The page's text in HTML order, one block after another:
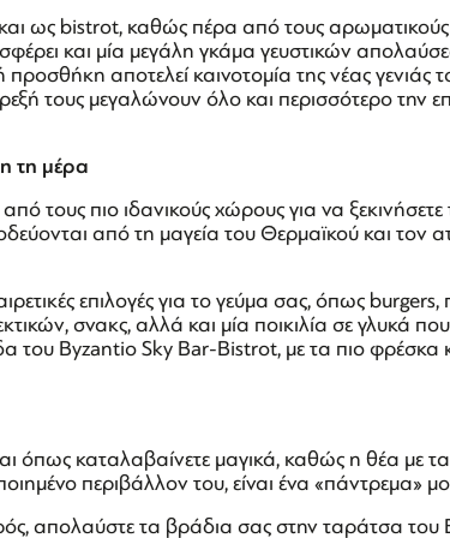
ως bistrot, καθώς πέρα από τους
και μία μεγάλη γκάμα γευστικών
αποτελεί καινοτομία της νέας γενιάς
τους μεγαλώνουν όλο και περισσότερο την
τη μέρα
τους πιο ιδανικούς χώρους για να ξεκινήσετε
από τη μαγεία του Θερμαϊκού και τον
επιλογές για το γεύμα σας, όπως burgers,
σνακς, αλλά και μία ποικιλία σε γλυκά
του Byzantio Sky Bar-Bistrot, με τα πιο φρέσκα
όπως καταλαβαίνετε μαγικά, καθώς η θέα με
περιβάλλον του, είναι ένα «πάντρεμα»
απολαύστε τα βράδια σας στην ταράτσα